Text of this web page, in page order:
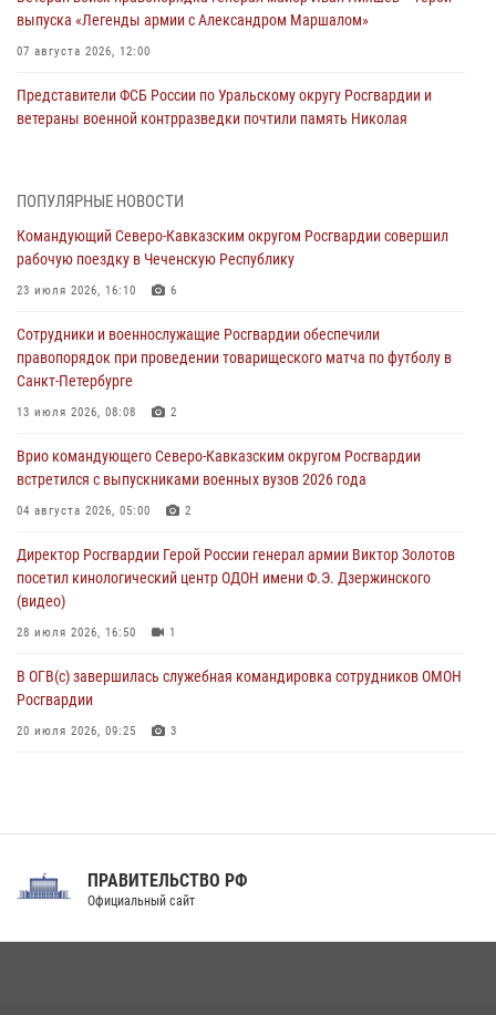
выпуска «Легенды армии с Александром Маршалом»
07 августа 2026, 12:00
Представители ФСБ России по Уральскому округу Росгвардии и
ветераны военной контрразведки почтили память Николая
Смольного собора в Санкт-Петербурге (видео)
07 августа 2026, 11:34
взрывобезопасности
07 августа 2026, 11:33
Рэпер ST посетил раненых росгвардейцев в Главном военном
07 августа 2026, 11:18 2
В Ставрополе офицеры Росгвардии стали участниками пресс-
07 августа 2026, 11:00
ПОПУЛЯРНЫЕ НОВОСТИ
Командующий Северо-Кавказским округом Росгвардии совершил
рабочую поездку в Чеченскую Республику
23 июля 2026, 16:10 6
Сотрудники и военнослужащие Росгвардии обеспечили
правопорядок при проведении товарищеского матча по футболу в
Санкт-Петербурге
13 июля 2026, 08:08 2
Врио командующего Северо-Кавказским округом Росгвардии
встретился с выпускниками военных вузов 2026 года
04 августа 2026, 05:00 2
Директор Росгвардии Герой России генерал армии Виктор Золотов
посетил кинологический центр ОДОН имени Ф.Э. Дзержинского
(видео)
28 июля 2026, 16:50 1
В ОГВ(с) завершилась служебная командировка сотрудников ОМОН
Росгвардии
20 июля 2026, 09:25 3
Праздник «Один день с Росгвардией» к 105-летию Центрального
ПРАВИТЕЛЬСТВО РФ
Официальный сайт